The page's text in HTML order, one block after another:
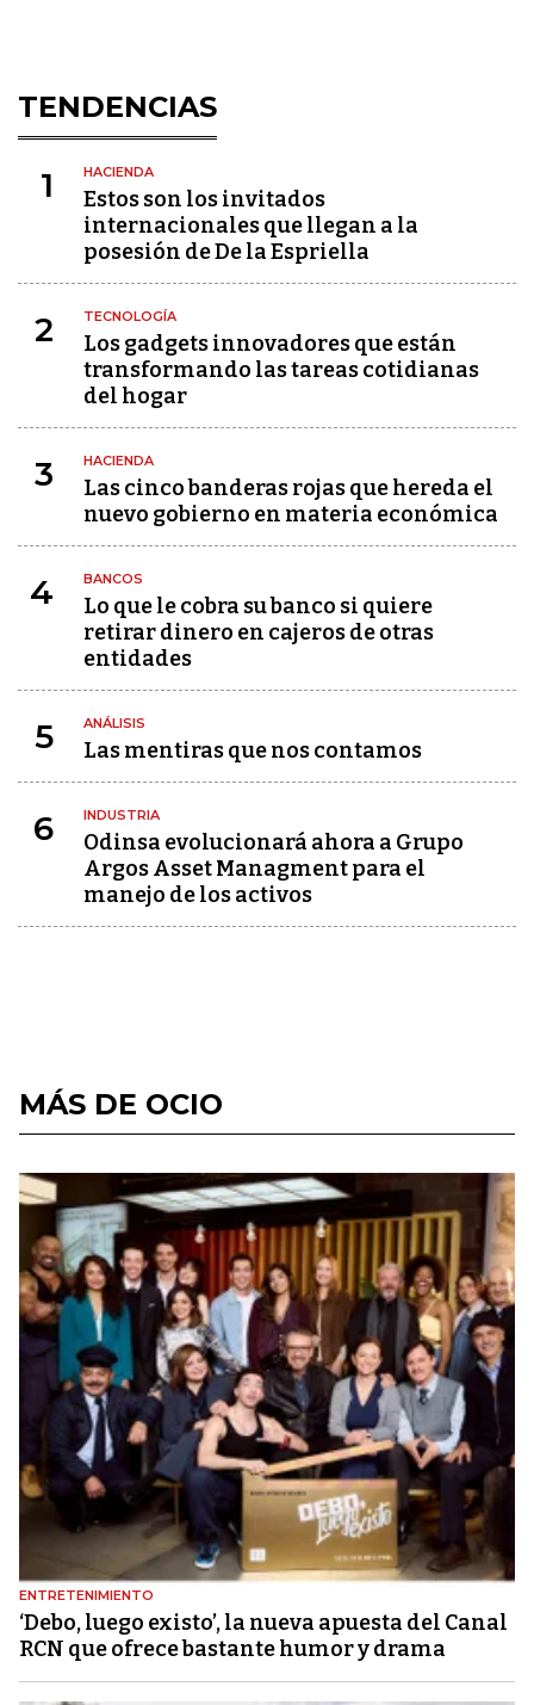
TENDENCIAS
1 HACIENDA
Estos son los invitados
internacionales que llegan a la
posesión de De la Espriella
2 TECNOLOGÍA
Los gadgets innovadores que están
transformando las tareas cotidianas
del hogar
3 HACIENDA
Las cinco banderas rojas que hereda el
nuevo gobierno en materia económica
4 BANCOS
Lo que le cobra su banco si quiere
retirar dinero en cajeros de otras
entidades
5 ANÁLISIS
Las mentiras que nos contamos
6 INDUSTRIA
Odinsa evolucionará ahora a Grupo
Argos Asset Managment para el
manejo de los activos
MÁS DE OCIO
ENTRETENIMIENTO
‘Debo, luego existo’, la nueva apuesta del Canal
RCN que ofrece bastante humor y drama